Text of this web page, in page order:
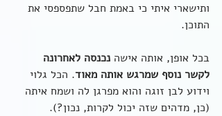
ותישארי איתי כי באמת חבל שתפספסי את
התוכן.
בכל אופן, אותה אישה נכנסה לאחרונה
לקשר נוסף שמרגש אותה מאוד. הכל גלוי
וידוע לבן זוגה והוא מפרגן לה ושמח איתה
(כן, מדהים שזה יכול לקרות, נכון?).